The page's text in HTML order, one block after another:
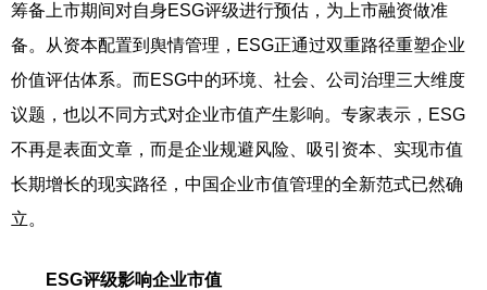
筹备上市期间对自身ESG评级进行预估，为上市融资做准
备。从资本配置到舆情管理，ESG正通过双重路径重塑企业
价值评估体系。而ESG中的环境、社会、公司治理三大维度
议题，也以不同方式对企业市值产生影响。专家表示，ESG
不再是表面文章，而是企业规避风险、吸引资本、实现市值
长期增长的现实路径，中国企业市值管理的全新范式已然确
立。
ESG评级影响企业市值